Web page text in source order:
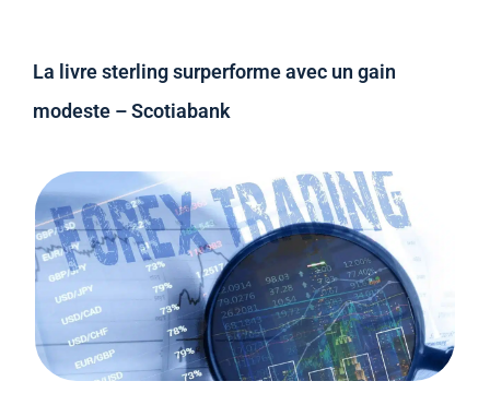
La livre sterling surperforme avec un gain
modeste – Scotiabank